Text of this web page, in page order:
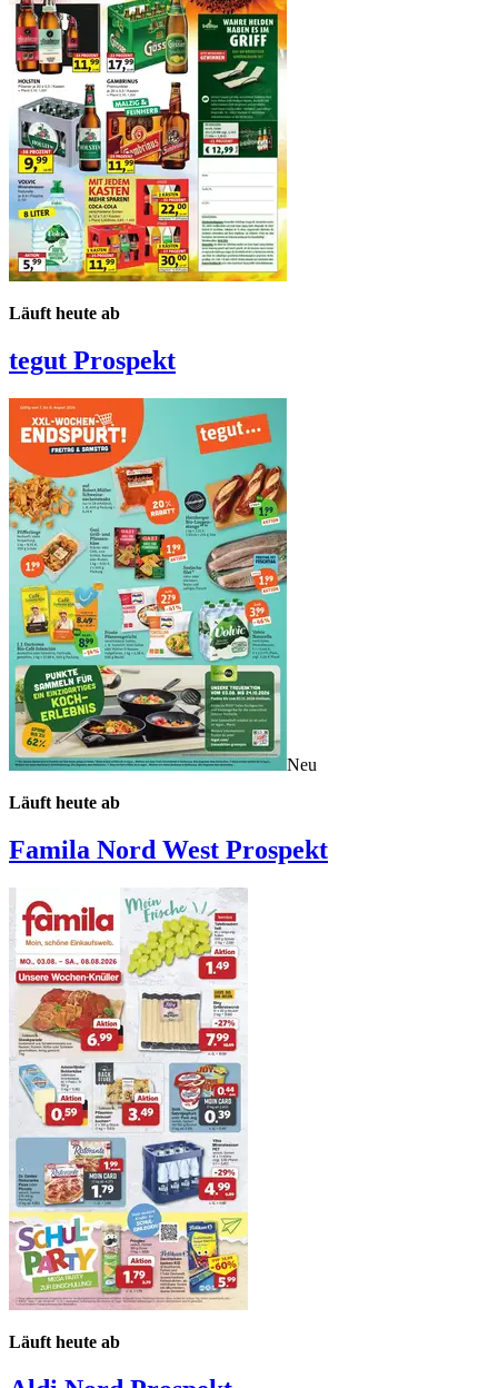
Läuft heute ab
tegut Prospekt
Neu
Läuft heute ab
Famila Nord West Prospekt
Läuft heute ab